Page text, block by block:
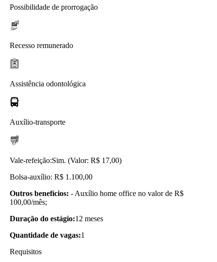
Possibilidade de prorrogação
Recesso remunerado
Assistência odontológica
Auxílio-transporte
Vale-refeição:Sim. (Valor: R$ 17,00)
Bolsa-auxílio: R$ 1.100,00
Outros benefícios: - Auxílio home office no valor de R$
100,00/mês;
Duração do estágio:12 meses
Quantidade de vagas:1
Requisitos